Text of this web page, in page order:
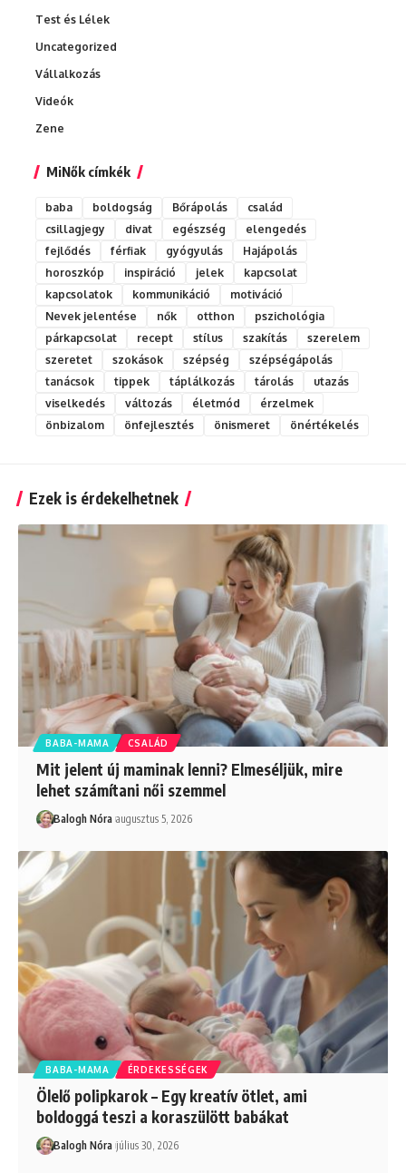
Test és Lélek
Uncategorized
Vállalkozás
Videók
Zene
MiNők címkék
baba boldogság Bőrápolás
család
csillagjegy
divat egészség
elengedés
fejlődés
férfiak gyógyulás
Hajápolás
horoszkóp
inspiráció jelek
kapcsolat
kapcsolatok
kommunikáció
motiváció
Nevek jelentése
nők otthon
pszichológia
párkapcsolat
recept stílus szakítás
szerelem
szeretet
szokások szépség
szépségápolás
tanácsok
tippek táplálkozás tárolás
utazás
viselkedés
változás életmód
érzelmek
önbizalom
önfejlesztés önismeret önértékelés
Ezek is érdekelhetnek
BABA-MAMA CSALÁD
Mit jelent új maminak lenni? Elmeséljük, mire
lehet számítani női szemmel
Balogh Nóra augusztus 5, 2026
BABA-MAMA ÉRDEKESSÉGEK
Ölelő polipkarok – Egy kreatív ötlet, ami
boldoggá teszi a koraszülött babákat
Balogh Nóra július 30, 2026